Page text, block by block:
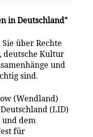
in Deutschland"
über Rechte
deutsche Kultur
und
sind.
(Wendland)
(LID)
dem
für